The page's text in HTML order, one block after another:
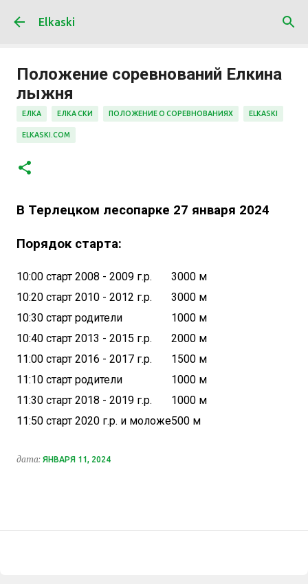
Elkaski
Положение соревнований Елкина
лыжня
ЕЛКА ЕЛКА СКИ ПОЛОЖЕНИЕ О СОРЕВНОВАНИЯХ ELKASKI
ELKASKI.COM
В Терлецком лесопарке 27 января 2024
Порядок старта:
10:00 старт 2008 - 2009 г.р.
3000 м
10:20 старт 2010 - 2012 г.р.
3000 м
10:30 старт родители
1000 м
10:40 старт 2013 - 2015 г.р.
2000 м
11:00 старт 2016 - 2017 г.р.
1500 м
11:10 старт родители
1000 м
11:30 старт 2018 - 2019 г.р.
1000 м
11:50 старт 2020 г.р. и моложе500 м
дата: ЯНВАРЯ 11, 2024